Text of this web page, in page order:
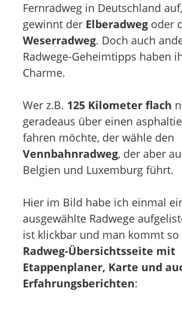
Fernradweg in Deutschland
gewinnt der Elberadweg oder
Weserradweg. Doch auch
Radwege-Geheimtipps haben
Charme.
Wer z.B. 125 Kilometer flach
geradeaus über einen
fahren möchte, der wähle den
Vennbahnradweg, der aber
Belgien und Luxemburg führt.
Hier im Bild habe ich einmal
ausgewählte Radwege
ist klickbar und man kommt
Radweg-Übersichtsseite mit
Etappenplaner, Karte und
Erfahrungsberichten: